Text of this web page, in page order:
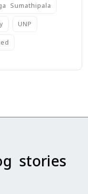
Sumathipala
UNP
stories